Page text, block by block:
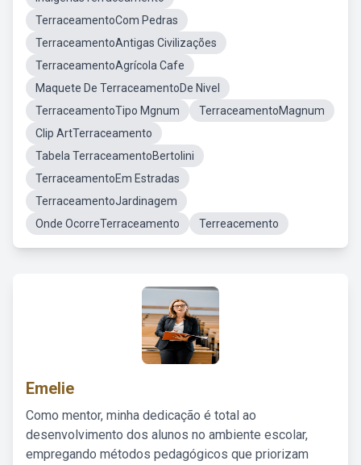
TerraceamentoCom Pedras
TerraceamentoAntigas Civilizações
TerraceamentoAgrícola Cafe
Maquete De TerraceamentoDe Nivel
TerraceamentoTipo Mgnum
TerraceamentoMagnum
Clip ArtTerraceamento
Tabela TerraceamentoBertolini
TerraceamentoEm Estradas
TerraceamentoJardinagem
Onde OcorreTerraceamento
Terreacemento
Emelie
Como mentor, minha dedicação é total ao
desenvolvimento dos alunos no ambiente escolar,
empregando métodos pedagógicos que priorizam